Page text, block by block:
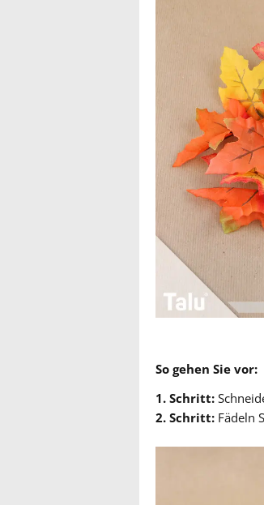
So gehen Sie vor:
1. Schritt:
2. Schritt: Fädeln